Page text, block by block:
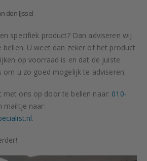
den IJssel
specifiek product? Dan adviseren wij
U weet dan zeker of het product
op voorraad is en dat de juiste
om u zo goed mogelijk te adviseren.
met ons op door te bellen naar: 010-
mailtje naar:
.